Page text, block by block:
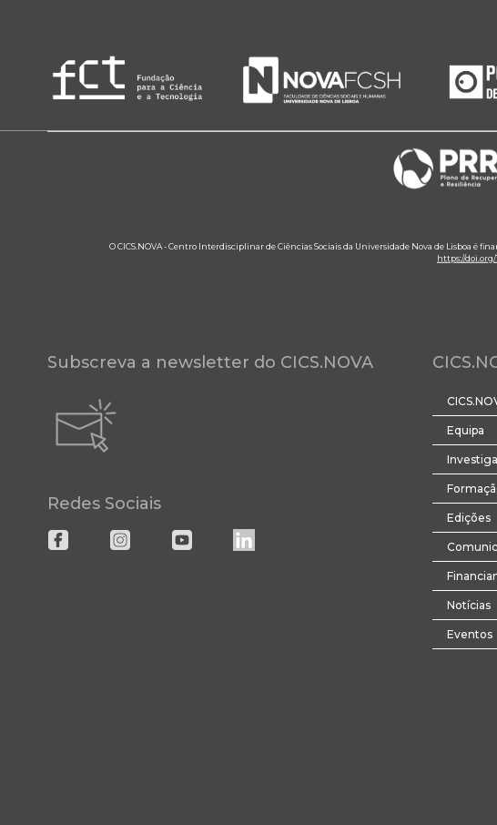
O CICS.NOVA - Centro Interdisciplinar de Ciências Sociais da Universidade Nova de Lisboa é
https://doi.org/
Subscreva a newsletter do CICS.NOVA
Redes Sociais
Equipa
Edições
Notícias
Eventos